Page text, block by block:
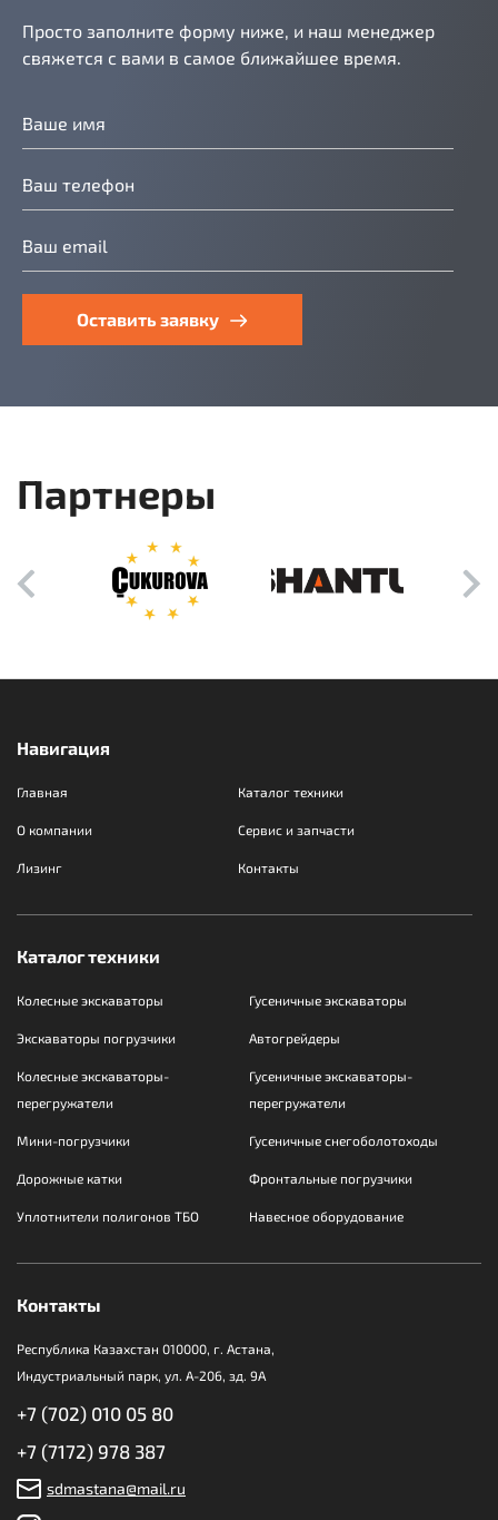
Просто заполните форму ниже, и наш менеджер
свяжется с вами в самое ближайшее время.
Оставить заявку
Партнеры
Навигация
Главная Каталог техники
О компании Сервис и запчасти
Лизинг Контакты
Каталог техники
Колесные экскаваторы Гусеничные экскаваторы
Экскаваторы погрузчики Автогрейдеры
Колесные экскаваторы-
перегружатели
Гусеничные экскаваторы-
перегружатели
Мини-погрузчики Гусеничные снегоболотоходы
Дорожные катки Фронтальные погрузчики
Уплотнители полигонов ТБО Навесное оборудование
Контакты
Республика Казахстан 010000, г. Астана,
Индустриальный парк, ул. А-206, зд. 9А
+7 (702) 010 05 80
+7 (7172) 978 387
sdmastana@mail.ru